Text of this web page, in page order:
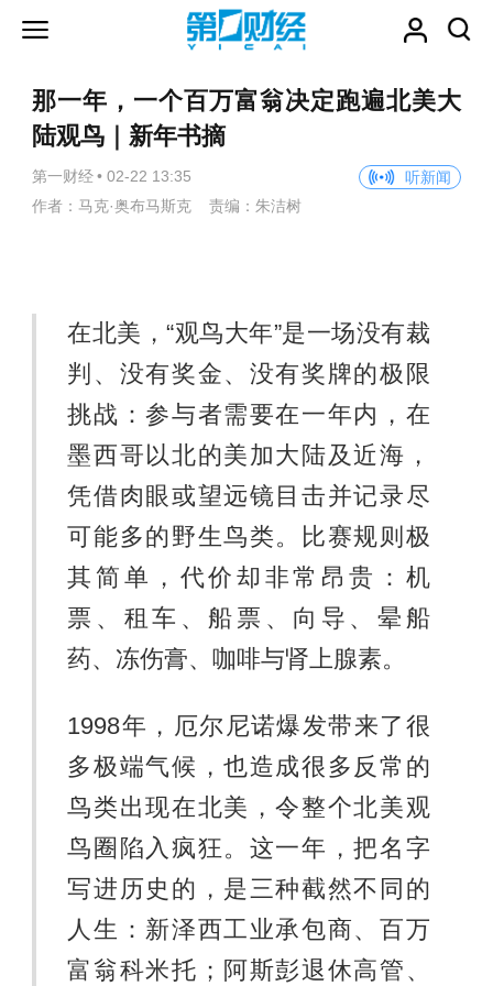
那一年，一个百万富翁决定跑遍北美大
陆观鸟｜新年书摘
第一财经 • 02-22 13:35
听新闻
作者：马克·奥布马斯克 责编：朱洁树
在北美，“观鸟大年”是一场没有裁
判、没有奖金、没有奖牌的极限
挑战：参与者需要在一年内，在
墨西哥以北的美加大陆及近海，
凭借肉眼或望远镜目击并记录尽
可能多的野生鸟类。比赛规则极
其简单，代价却非常昂贵：机
票、租车、船票、向导、晕船
药、冻伤膏、咖啡与肾上腺素。
1998年，厄尔尼诺爆发带来了很
多极端气候，也造成很多反常的
鸟类出现在北美，令整个北美观
鸟圈陷入疯狂。这一年，把名字
写进历史的，是三种截然不同的
人生：新泽西工业承包商、百万
富翁科米托；阿斯彭退休高管、